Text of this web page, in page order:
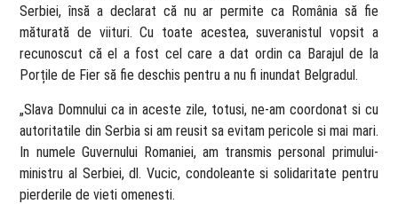
Serbiei, însă a declarat că nu ar permite ca România să fie
măturată de viituri. Cu toate acestea, suveranistul vopsit a
recunoscut că el a fost cel care a dat ordin ca Barajul de la
Porțile de Fier să fie deschis pentru a nu fi inundat Belgradul.
„Slava Domnului ca in aceste zile, totusi, ne-am coordonat si cu
autoritatile din Serbia si am reusit sa evitam pericole si mai mari.
In numele Guvernului Romaniei, am transmis personal primului-
ministru al Serbiei, dl. Vucic, condoleante si solidaritate pentru
pierderile de vieti omenesti.